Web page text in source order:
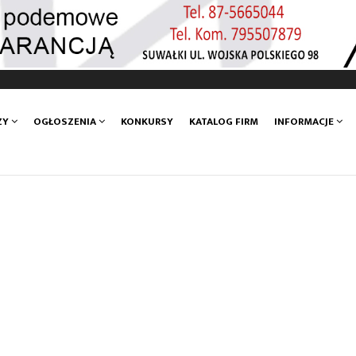
OGŁOSZENIA KONKURSY KATALOG FIRM INFORMACJE